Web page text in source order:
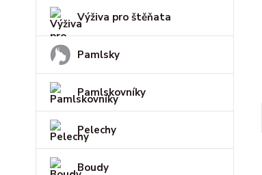
Výživa pro štěňata
Pamlsky
Pamlskovníky
Pelechy
Boudy